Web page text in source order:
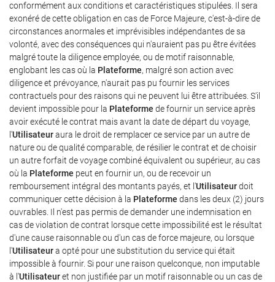
conformément aux conditions et caractéristiques stipulées. Il sera
exonéré de cette obligation en cas de Force Majeure, c'est-à-dire de
circonstances anormales et imprévisibles indépendantes de sa
volonté, avec des conséquences qui n'auraient pas pu être évitées
malgré toute la diligence employée, ou de motif raisonnable,
englobant les cas où la Plateforme, malgré son action avec
diligence et prévoyance, n'aurait pas pu fournir les services
contractuels pour des raisons qui ne peuvent lui être attribuées. S'il
devient impossible pour la Plateforme de fournir un service après
avoir exécuté le contrat mais avant la date de départ du voyage,
l'Utilisateuraura le droit de remplacer ce service par un autre de
nature ou de qualité comparable, de résilier le contrat et de choisir
un autre forfait de voyage combiné équivalent ou supérieur, au cas
où la Plateforme peut en fournir un, ou de recevoir un
remboursement intégral des montants payés, et l'Utilisateurdoit
communiquer cette décision à la Plateforme dans les deux (2) jours
ouvrables. Il n'est pas permis de demander une indemnisation en
cas de violation de contrat lorsque cette impossibilité est le résultat
d'une cause raisonnable ou d'un cas de force majeure, ou lorsque
l'Utilisateura opté pour une substitution du service qui était
impossible à fournir. Si pour une raison quelconque, non imputable
à l'Utilisateuret non justifiée par un motif raisonnable ou un cas de